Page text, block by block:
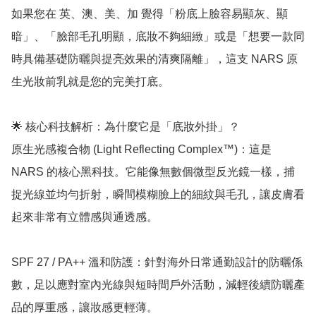
如果您在 英、澳、美、加 覺得「粉底上臉容易顯灰、顯
暗」、「臉部毛孔明顯，底妝不夠細緻」或是「想要一款同
時具備基礎防曬與提亮效果的清爽隔離」，這支 NARS 原
生光妝前乳就是您的完美打底。
🌟 核心科技解析：為什麼它是「底妝外掛」？
原生光感複合物 (Light Reflecting Complex™)：這是
NARS 的核心黑科技。它能像無數個微型反光鏡一樣，捕
捉光線並均勻折射，瞬間模糊臉上的細紋與毛孔，讓皮膚看
起來非常有立體感與通透感。
SPF 27 / PA++ 溫和防護：針對海外日常通勤設計的防曬係
數，足以應對室內光線與短時間戶外活動，減輕後續防曬產
品的厚重感，讓妝感更輕薄。